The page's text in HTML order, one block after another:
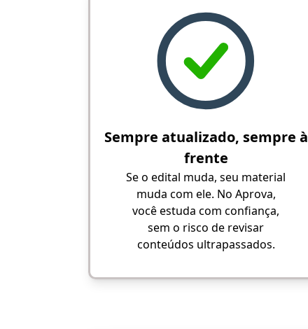
Sempre atualizado, sempre à
frente
Se o edital muda, seu material
muda com ele. No Aprova,
você estuda com confiança,
sem o risco de revisar
conteúdos ultrapassados.